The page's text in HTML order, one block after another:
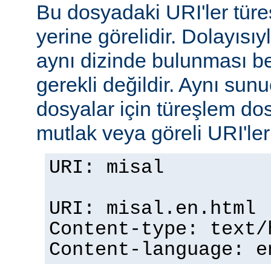
Bu dosyadaki URI'ler
yerine görelidir.
aynı dizinde bulunması
gerekli değildir. Aynı
dosyalar için türeşlem
mutlak veya göreli
URI: misal
URI: misal.en.html
Content-type: text/
Content-language: